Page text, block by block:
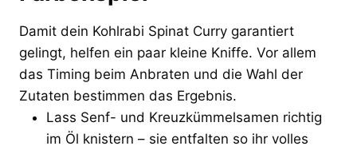
Damit dein Kohlrabi Spinat Curry garantiert
gelingt, helfen ein paar kleine Kniffe. Vor allem
das Timing beim Anbraten und die Wahl der
Zutaten bestimmen das Ergebnis.
Lass Senf- und Kreuzkümmelsamen richtig
im Öl knistern – sie entfalten so ihr volles